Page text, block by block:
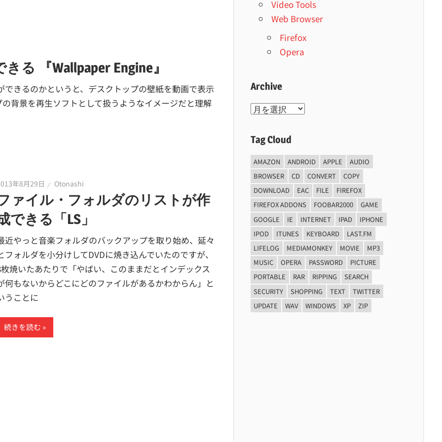
る 『Wallpaper Engine』
きるのかというと、デスクトップの壁紙を動画で表示
背景を再生ソフトとして扱うようなイメージだと理解
年8月29日 Otonashi
ァイル・フォルダのリストが作
できる「LS」
近やっと音楽フォルダのバックアップを取り始め、延々
フォルダを小分けしてDVDに焼き込んでいたのですが、
焼いたあたりで「やばい、このままだとインデックス
何もないからどこにどのファイルがあるかわからん」と
うことに
続きを読む
Video Tools
Web Browser
Firefox
Opera
Archive
Archive
Tag Cloud
AMAZON ANDROID APPLE
AUDIO
BROWSER
CD CONVERT
COPY
DOWNLOAD
EAC FILE
FIREFOX
FIREFOX ADDONS
FOOBAR2000
GAME
GOOGLE
IE INTERNET IPAD
IPHONE
IPOD
ITUNES KEYBOARD
LAST.FM
LIFELOG
MEDIAMONKEY MOVIE
MP3
MUSIC
OPERA PASSWORD
PICTURE
PORTABLE
RAR RIPPING
SEARCH
SECURITY
SHOPPING TEXT
TWITTER
UPDATE
WAV WINDOWS XP ZIP